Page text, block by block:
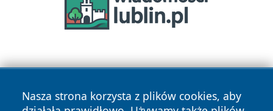
Nasza strona korzysta z plików cookies, aby